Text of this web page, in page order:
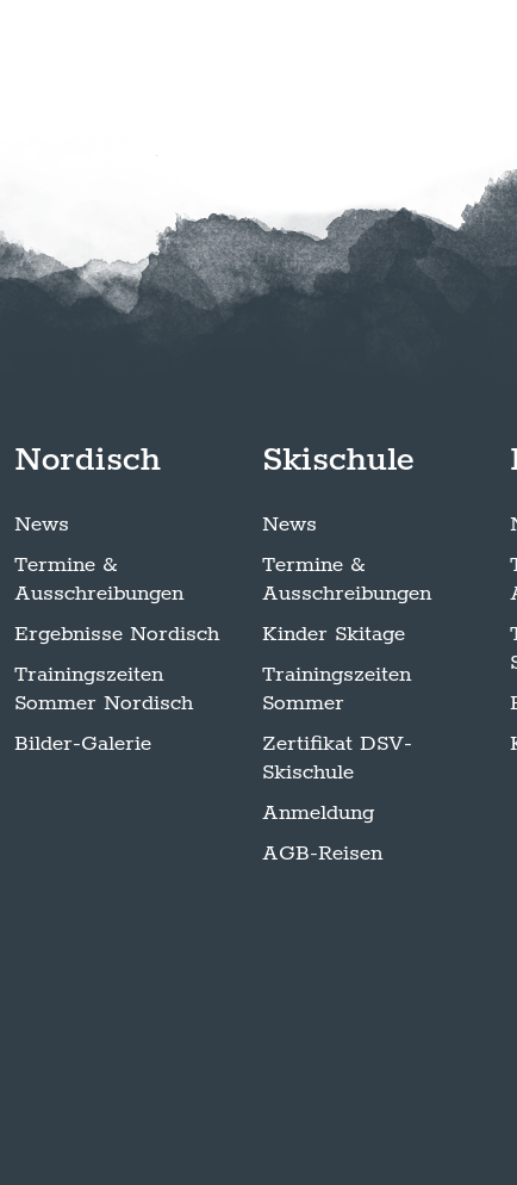
Nordisch
News
Termine &
Ausschreibungen
Ergebnisse Nordisch
Trainingszeiten
Sommer Nordisch
Bilder-Galerie
Skischule
News
Termine &
Ausschreibungen
Kinder Skitage
Trainingszeiten
Sommer
Zertifikat DSV-
Skischule
Anmeldung
AGB-Reisen